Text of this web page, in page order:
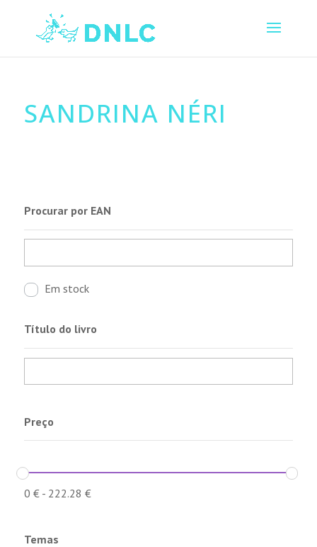
SANDRINA NÉRI
Procurar por EAN
Em stock
Título do livro
Preço
0 €- 222.28 €
Temas